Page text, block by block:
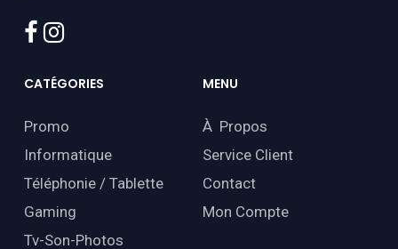
facebook
instagram
CATÉGORIES
Promo
Informatique
Téléphonie / Tablette
Gaming
Tv-Son-Photos
MENU
À Propos
Service Client
Contact
Mon Compte